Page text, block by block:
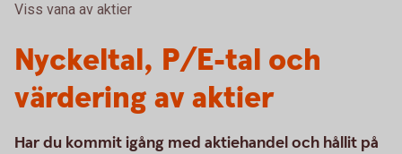
Viss vana av aktier
Nyckeltal, P/E-tal och
värdering av aktier
Har du kommit igång med aktiehandel och hållit på